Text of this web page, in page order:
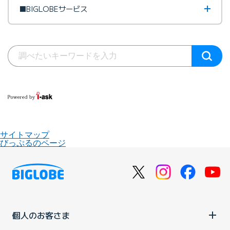
■BIGLOBEサービス
サイトマップ
びっぷるのページ
個人のお客さま